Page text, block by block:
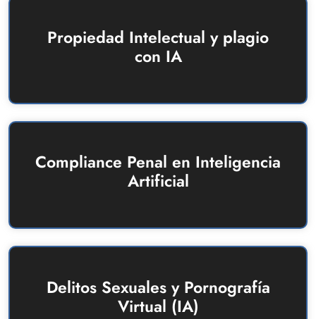
Propiedad Intelectual y plagio
con IA
Compliance Penal en Inteligencia
Artificial
Delitos Sexuales y Pornografía
Virtual (IA)